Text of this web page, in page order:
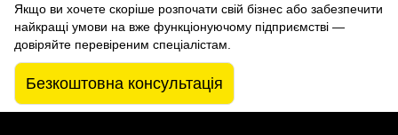
Якщо ви хочете скоріше розпочати свій бізнес або забезпечити
найкращі умови на вже функціонуючому підприємстві —
довіряйте перевіреним спеціалістам.
Безкоштовна консультація